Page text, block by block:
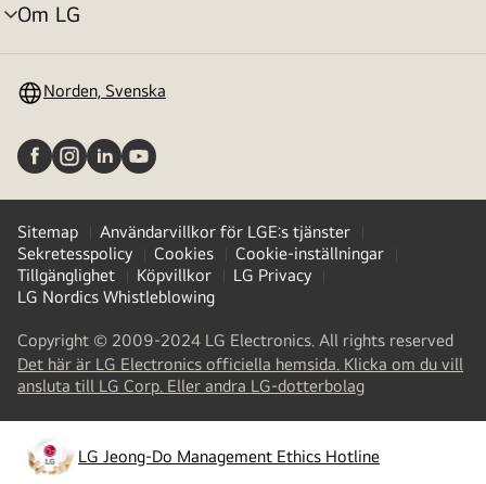
Om LG
menyväxling
Norden, Svenska
Sitemap
Användarvillkor för LGE:s tjänster
Sekretesspolicy
Cookies
Cookie-inställningar
Tillgänglighet
Köpvillkor
LG Privacy
LG Nordics Whistleblowing
Copyright © 2009-2024 LG Electronics. All rights reserved
Det här är LG Electronics officiella hemsida. Klicka om du vill
ansluta till LG Corp. Eller andra LG-dotterbolag(
a
new
tab
LG Jeong-Do Management Ethics Hotline
opens